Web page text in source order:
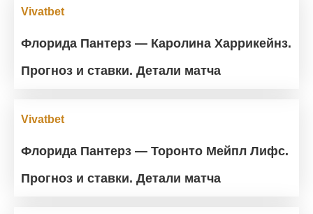
Vivatbet
Флорида Пантерз — Каролина Харрикейнз.
Прогноз и ставки. Детали матча
Vivatbet
Флорида Пантерз — Торонто Мейпл Лифс.
Прогноз и ставки. Детали матча